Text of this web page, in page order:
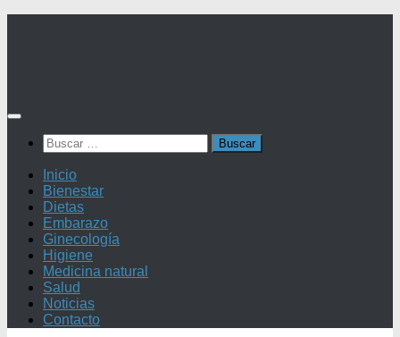
Buscar:
Inicio
Bienestar
Dietas
Embarazo
Ginecología
Higiene
Medicina natural
Salud
Noticias
Contacto